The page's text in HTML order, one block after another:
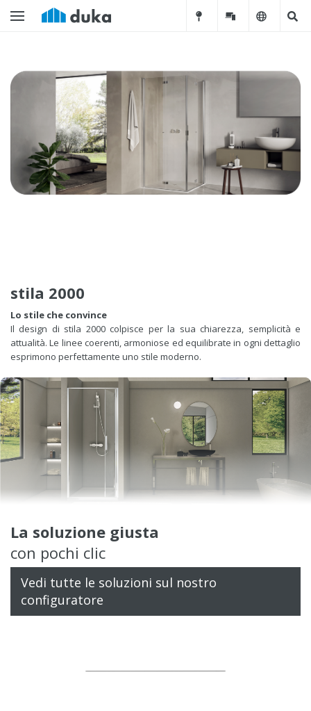
stila 2000
Lo stile che convince
Il design di stila 2000 colpisce per la sua chiarezza, semplicità e
attualità. Le linee coerenti, armoniose ed equilibrate in ogni dettaglio
esprimono perfettamente uno stile moderno.
La soluzione giusta
con pochi clic
Vedi tutte le soluzioni sul nostro
configuratore